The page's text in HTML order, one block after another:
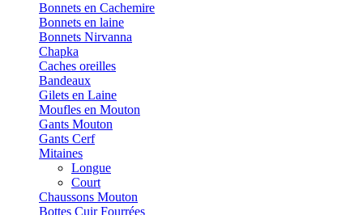
Bonnets en Cachemire
Bonnets en laine
Bonnets Nirvanna
Chapka
Caches oreilles
Bandeaux
Gilets en Laine
Moufles en Mouton
Gants Mouton
Gants Cerf
Mitaines
Longue
Court
Chaussons Mouton
Bottes Cuir Fourrées